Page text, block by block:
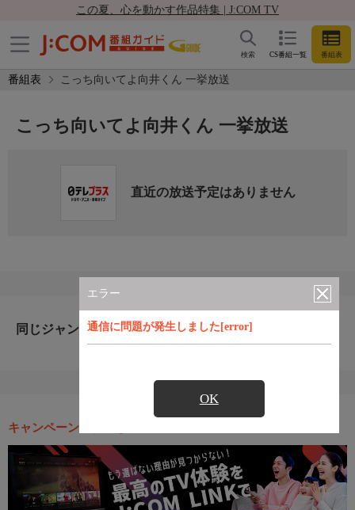
この夏、心を動かす作品特集 | J:COM TV
CS番組一覧 番組表
検索
番組表 こっち向いてよ向井くん 一挙放送
エラー
通信に問題が発生しました[error]
OK
こっち向いてよ向井くん 一挙放送
直近の放送予定はありません
同じジャンルのおすすめ番組
キャンペーン・お得な情報